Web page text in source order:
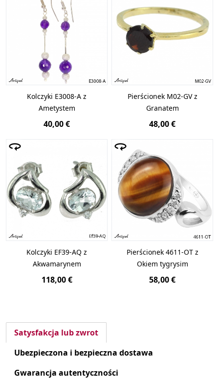
Kolczyki E3008-A z
Ametystem
40,00 €
Pierścionek M02-GV z
Granatem
48,00 €
Kolczyki EF39-AQ z
Akwamarynem
118,00 €
Pierścionek 4611-OT z
Okiem tygrysim
58,00 €
Satysfakcja lub zwrot
Ubezpieczona i bezpieczna dostawa
Gwarancja autentyczności